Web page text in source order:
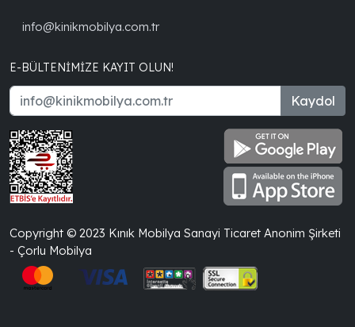
info@kinikmobilya.com.tr
E-BÜLTENIMIZE KAYIT OLUN!
Kaydol
Copyright © 2023 Kınık Mobilya Sanayi Ticaret Anonim Şirketi
- Çorlu Mobilya